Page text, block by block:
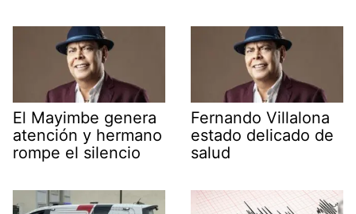
El Mayimbe genera
atención y hermano
rompe el silencio
Fernando Villalona
estado delicado de
salud